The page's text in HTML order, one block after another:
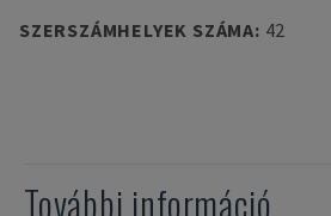
SZERSZÁMHELYEK SZÁMA: 42
További információ